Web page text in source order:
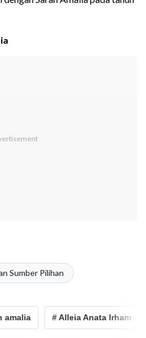
Sumber Pilihan
# Alleia Anata Irham